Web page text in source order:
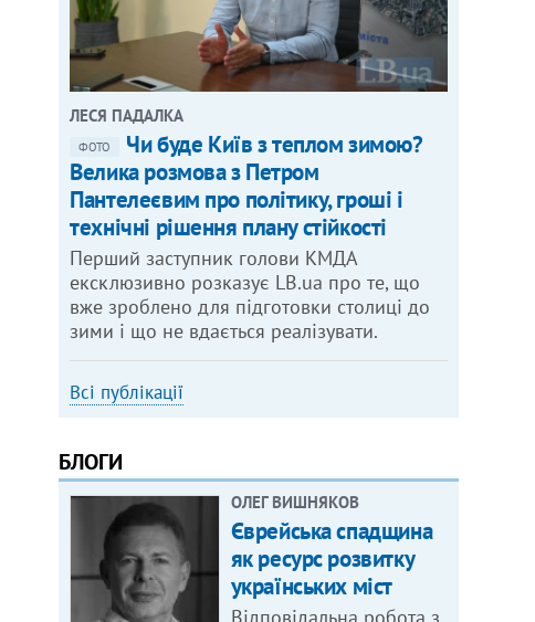
ЛЕСЯ ПАДАЛКА
ФОТО
Чи буде Київ з теплом зимою?
Велика розмова з Петром
Пантелеєвим про політику, гроші і
технічні рішення плану стійкості
Перший заступник голови КМДА
ексклюзивно розказує LB.ua про те, що
вже зроблено для підготовки столиці до
зими і що не вдається реалізувати.
Всі публікації
БЛОГИ
ОЛЕГ ВИШНЯКОВ
Єврейська спадщина
як ресурс розвитку
українських міст